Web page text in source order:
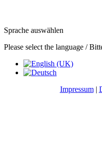
Sprache auswählen
Please select the language /
Impressum|